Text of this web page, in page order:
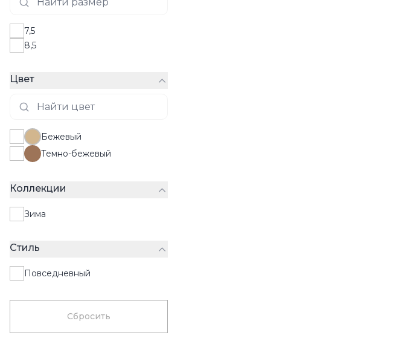
7,5
8,5
Цвет
Бежевый
Темно-бежевый
Коллекции
Зима
Стиль
Повседневный
Сбросить